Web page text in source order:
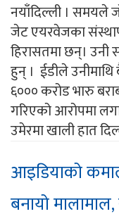
नयाँदिल्ली । समयले
जेट एयरवेजका
हिरासतमा छन्। उनी
हुन् । ईडीले
६००० करोड भारु
गरिएको आरोपमा
उमेरमा खाली हात
आइडियाको
बनायो